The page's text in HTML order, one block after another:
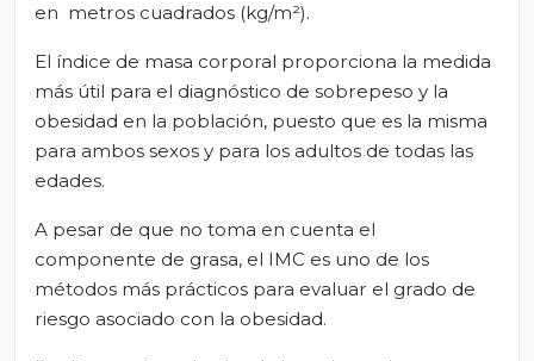
en metros cuadrados (kg/m²).
El índice de masa corporal proporciona la medida
más útil para el diagnóstico de sobrepeso y la
obesidad en la población, puesto que es la misma
para ambos sexos y para los adultos de todas las
edades.
A pesar de que no toma en cuenta el
componente de grasa, el IMC es uno de los
métodos más prácticos para evaluar el grado de
riesgo asociado con la obesidad.